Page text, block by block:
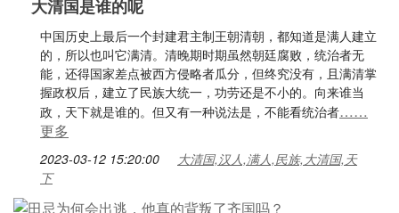
大清国是谁的呢
中国历史上最后一个封建君主制王朝清朝，都知道是满人建立
的，所以也叫它满清。清晚期时期虽然朝廷腐败，统治者无
能，还得国家差点被西方侵略者瓜分，但终究没有，且满清掌
握政权后，建立了民族大统一，功劳还是不小的。向来谁当
政，天下就是谁的。但又有一种说法是，不能看统治者……
更多
2023-03-12 15:20:00
大清国,汉人,满人,民族,大清国,天
下